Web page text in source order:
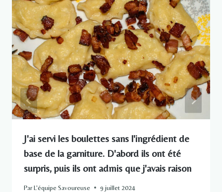
J'ai servi les boulettes sans l'ingrédient de
base de la garniture. D'abord ils ont été
surpris, puis ils ont admis que j'avais raison
ParL'équipe Savoureuse 9 juillet 2024